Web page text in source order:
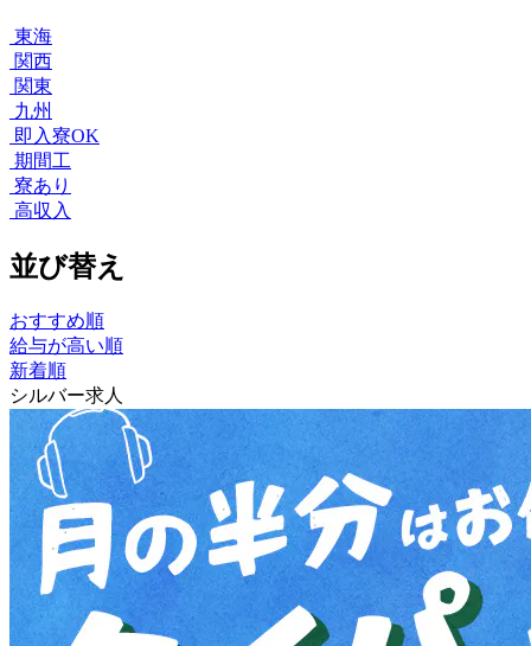
東海
関西
関東
九州
即入寮OK
期間工
寮あり
高収入
並び替え
おすすめ順
給与が高い順
新着順
シルバー求人